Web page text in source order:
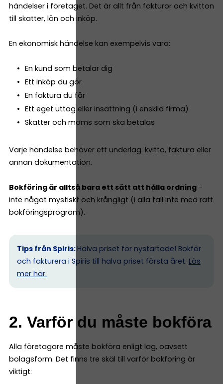
händelser i företaget. Det är allt från fakturor och kvitton
till skatter, lön och inköp.
En ekonomisk händelse kan exempelvis vara:
En kund som betalar dig
Ett inköp du gör
En faktura du får
Ett eget uttag eller insättning (i enskild firma)
Skatter och moms som ska betalas
Varje händelse behöver ett underlag: kvitto, faktura eller
annan dokumentation.
Bokföring är alltså bara ett sätt att hålla ordning –
inte något mystiskt och krångligt (i alla fall inte med rätt
bokföringsprogram).
Tips från Spiris: Halva priset för nystartade! Bokför
och fakturera i Spiris till halva priset första året. Läs
mer här.
2. Varför du måste bokföra
Alla företagare måste bokföra enligt lag, oavsett
bolagsform. Det finns tre skäl till varför bokföring är
viktigt: